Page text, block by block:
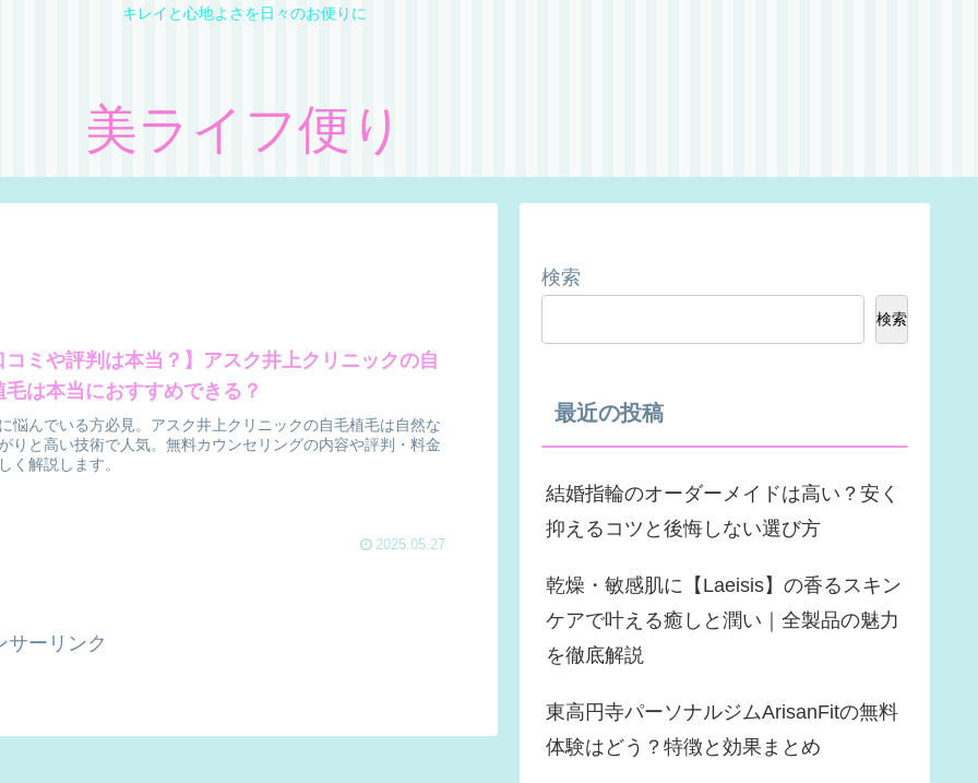
キレイと心地よさを日々のお便りに
美ライフ便り
コミや評判は本当？】アスク井上クリニックの自
毛は本当におすすめできる？
悩んでいる方必見。アスク井上クリニックの自毛植毛は自然な
りと高い技術で人気。無料カウンセリングの内容や評判・料金
く解説します。
2025.05.27
サーリンク
検索
検索
最近の投稿
結婚指輪のオーダーメイドは高い？安く
抑えるコツと後悔しない選び方
乾燥・敏感肌に【Laeisis】の香るスキン
ケアで叶える癒しと潤い｜全製品の魅力
を徹底解説
東高円寺パーソナルジムArisanFitの無料
体験はどう？特徴と効果まとめ